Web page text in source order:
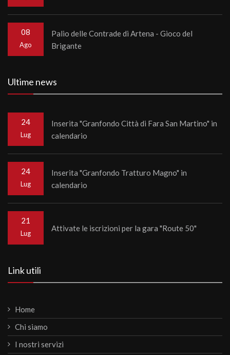
08
Ago
Palio delle Contrade di Artena - Gioco del
Brigante
Ultime news
24
Lug
Inserita "Granfondo Città di Fara San Martino" in
calendario
24
Lug
Inserita "Granfondo Tratturo Magno" in
calendario
21
Lug
Attivate le iscrizioni per la gara "Route 50"
Link utili
Home
Chi siamo
I nostri servizi